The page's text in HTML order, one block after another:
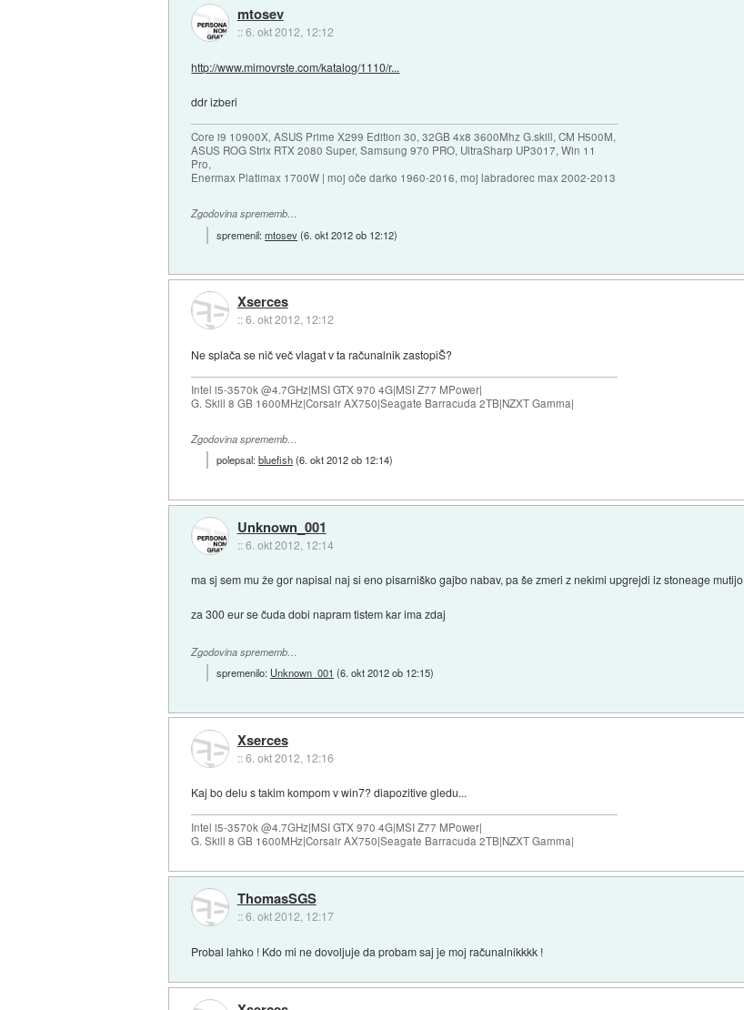
mtosev
::6. okt 2012, 12:12
http://www.mimovrste.com/katalog/1110/r...
ddr izberi
Core i9 10900X, ASUS Prime X299 Edition 30, 32GB 4x8 3600Mhz G.skill, CM H500M,
ASUS ROG Strix RTX 2080 Super, Samsung 970 PRO, UltraSharp UP3017, Win 11
Pro,
Enermax Platimax 1700W | moj oče darko 1960-2016, moj labradorec max 2002-2013
Zgodovina sprememb…
spremenil:mtosev(6. okt 2012 ob 12:12)
Xserces
::6. okt 2012, 12:12
Ne splača se nič več vlagat v ta računalnik zastopiŠ?
Intel i5-3570k @4.7GHz|MSI GTX 970 4G|MSI Z77 MPower|
G. Skill 8 GB 1600MHz|Corsair AX750|Seagate Barracuda 2TB|NZXT Gamma|
Zgodovina sprememb…
polepsal:bluefish(6. okt 2012 ob 12:14)
Unknown_001
::6. okt 2012, 12:14
ma sj sem mu že gor napisal naj si eno pisarniško gajbo nabav, pa še zmeri z nekimi upgrejdi iz stoneage mutijo
za 300 eur se čuda dobi napram tistem kar ima zdaj
Zgodovina sprememb…
spremenilo: Unknown_001 (6. okt 2012 ob 12:15)
Xserces
::6. okt 2012, 12:16
Kaj bo delu s takim kompom v win7? diapozitive gledu...
Intel i5-3570k @4.7GHz|MSI GTX 970 4G|MSI Z77 MPower|
G. Skill 8 GB 1600MHz|Corsair AX750|Seagate Barracuda 2TB|NZXT Gamma|
ThomasSGS
::6. okt 2012, 12:17
Probal lahko ! Kdo mi ne dovoljuje da probam saj je moj računalnikkkk !